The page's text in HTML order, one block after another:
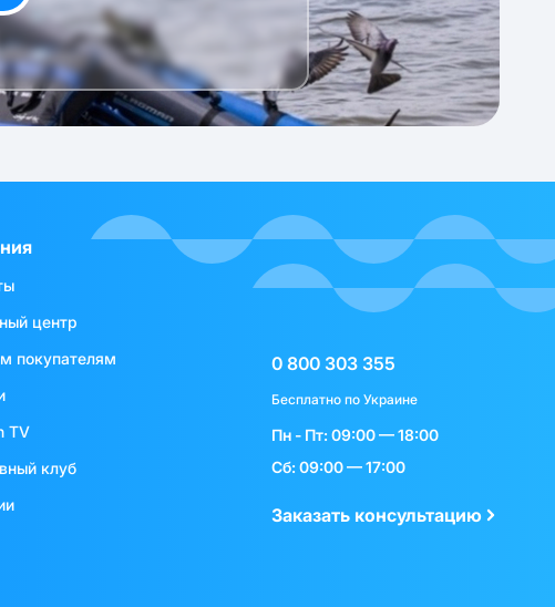
центр
покупателям
TV
клуб
0 800 303 355
Бесплатно по Украине
Пн - Пт: 09:00 — 18:00
Сб: 09:00 — 17:00
Заказать консультацию